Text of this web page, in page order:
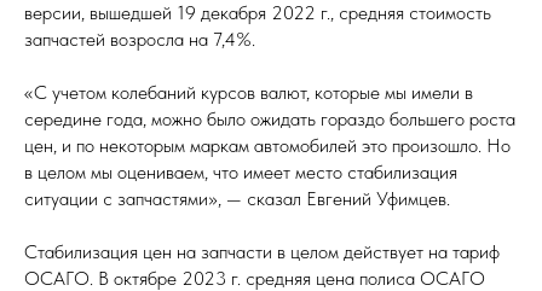
версии, вышедшей 19 декабря 2022 г., средняя стоимость
запчастей возросла на 7,4%.
«С учетом колебаний курсов валют, которые мы имели в
середине года, можно было ожидать гораздо большего роста
цен, и по некоторым маркам автомобилей это произошло. Но
в целом мы оцениваем, что имеет место стабилизация
ситуации с запчастями», — сказал Евгений Уфимцев.
Стабилизация цен на запчасти в целом действует на тариф
ОСАГО. В октябре 2023 г. средняя цена полиса ОСАГО